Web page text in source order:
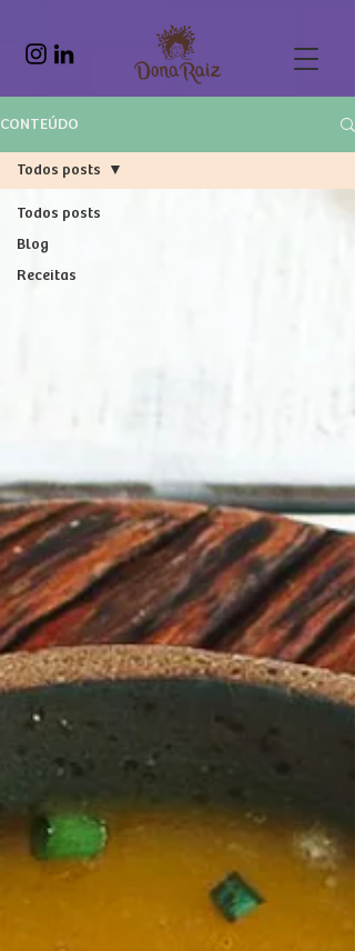
CONTEÚDO
Todos posts
Blog
Receitas
Todos posts